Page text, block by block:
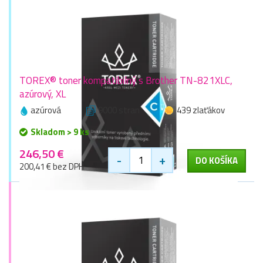
TOREX® toner kompatibilný s Brother TN-821XLC,
azúrový, XL
azúrová 9000 stran
439 zlaťákov
Skladom > 9 ks
246,50 €
200,41 € bez DPH - + DO KOŠÍKA